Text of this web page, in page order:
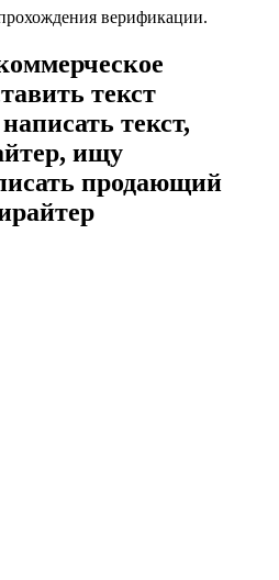
верификации.
текст
текст,
ищу
продающий